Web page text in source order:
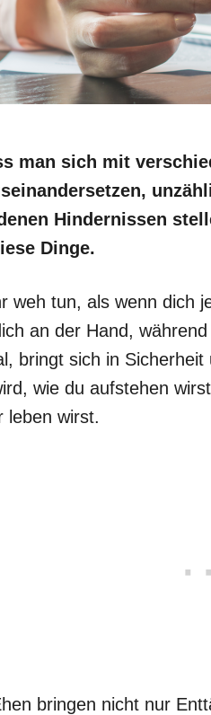
man sich mit
Hindernissen
Dinge.
weh tun, als wenn dich
an der Hand,
bringt sich in
wie du aufstehen
leben wirst.
bringen nicht nur